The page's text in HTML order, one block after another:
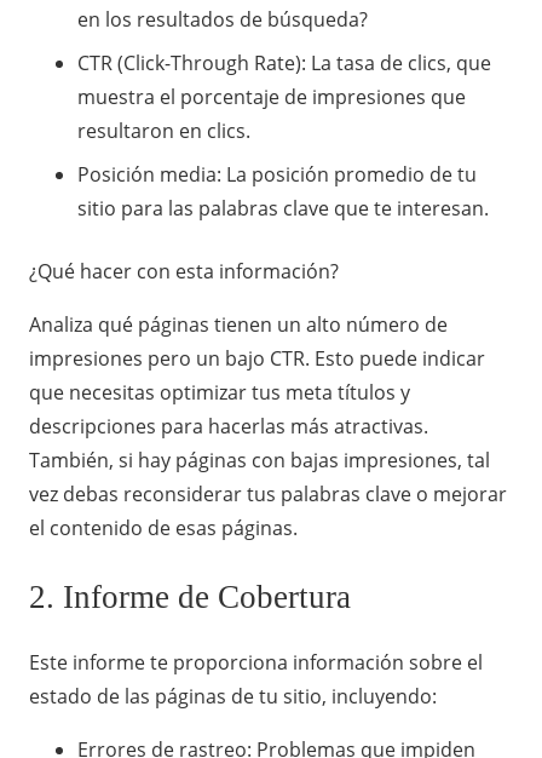
en los resultados de búsqueda?
CTR (Click-Through Rate): La tasa de clics, que
muestra el porcentaje de impresiones que
resultaron en clics.
Posición media: La posición promedio de tu
sitio para las palabras clave que te interesan.
¿Qué hacer con esta información?
Analiza qué páginas tienen un alto número de
impresiones pero un bajo CTR. Esto puede indicar
que necesitas optimizar tus meta títulos y
descripciones para hacerlas más atractivas.
También, si hay páginas con bajas impresiones, tal
vez debas reconsiderar tus palabras clave o mejorar
el contenido de esas páginas.
2. Informe de Cobertura
Este informe te proporciona información sobre el
estado de las páginas de tu sitio, incluyendo:
Errores de rastreo: Problemas que impiden